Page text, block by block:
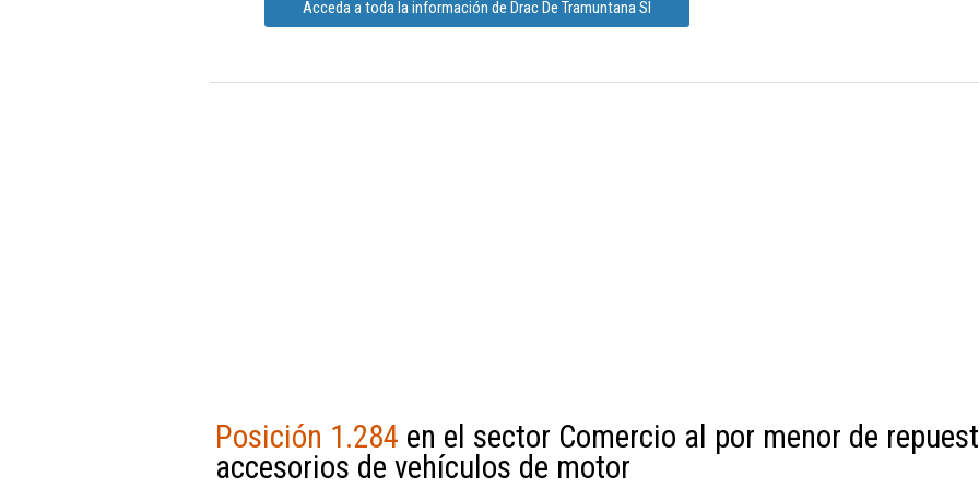
Acceda a toda la información de Drac De Tramuntana Sl
Posición 1.284 en el sector Comercio al por menor de
accesorios de vehículos de motor